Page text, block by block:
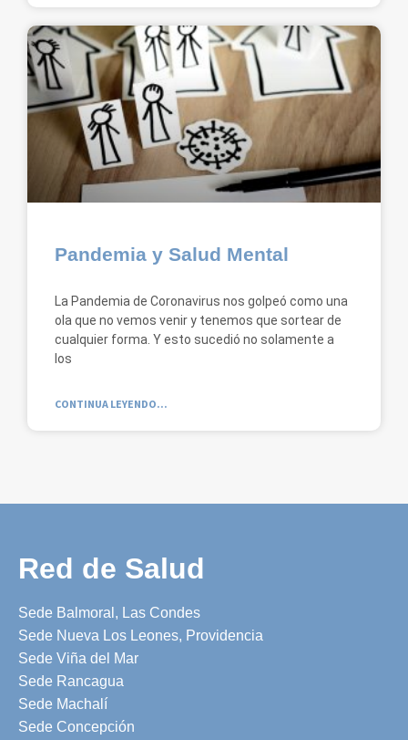
Pandemia y Salud Mental
La Pandemia de Coronavirus nos golpeó como una
ola que no vemos venir y tenemos que sortear de
cualquier forma. Y esto sucedió no solamente a
los
CONTINUA LEYENDO...
Red de Salud
Sede Balmoral, Las Condes
Sede Nueva Los Leones, Providencia
Sede Viña del Mar
Sede Rancagua
Sede Machalí
Sede Concepción